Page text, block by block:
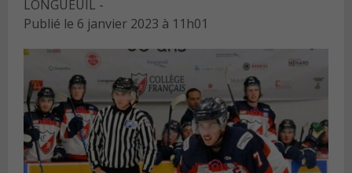
LONGUEUIL -
Publié le 6 janvier 2023 à 11h01